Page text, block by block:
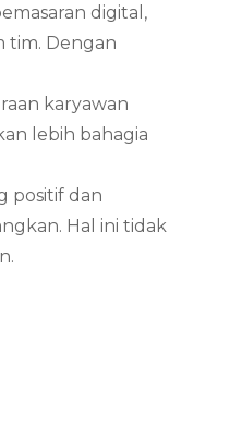
digital,
tim. Dengan
karyawan
lebih bahagia
positif dan
Hal ini tidak